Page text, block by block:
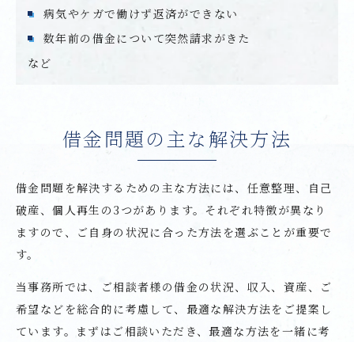
病気やケガで働けず返済ができない
数年前の借金について突然請求がきた
など
借金問題の主な解決方法
借金問題を解決するための主な方法には、任意整理、自己
破産、個人再生の3つがあります。それぞれ特徴が異なり
ますので、ご自身の状況に合った方法を選ぶことが重要で
す。
当事務所では、ご相談者様の借金の状況、収入、資産、ご
希望などを総合的に考慮して、最適な解決方法をご提案し
ています。まずはご相談いただき、最適な方法を一緒に考